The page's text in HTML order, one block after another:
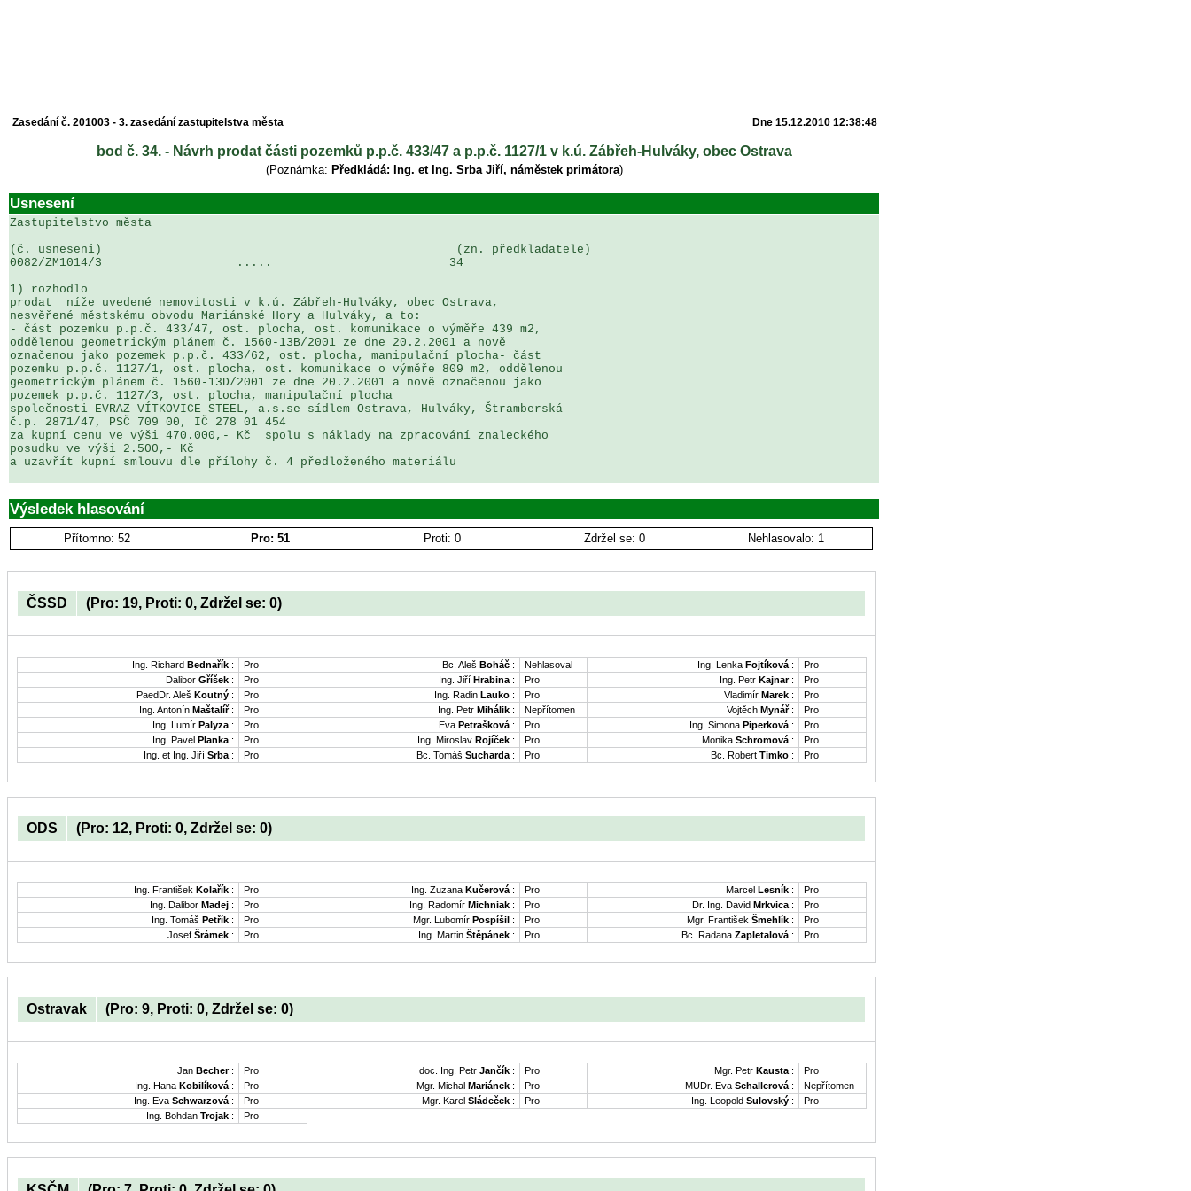
Zasedání č. 201003 - 3. zasedání zastupitelstva města Dne 15.12.2010 12:38:48
bod č. 34. - Návrh prodat části pozemků p.p.č. 433/47 a p.p.č. 1127/1 v k.ú. Zábřeh-Hulváky, obec Ostrava
(Poznámka: Předkládá: Ing. et Ing. Srba Jiří, náměstek primátora)
Usnesení
Zastupitelstvo města
(č. usneseni)                                                  (zn. předkladatele)
0082/ZM1014/3                   .....                         34
1) rozhodlo
prodat  níže uvedené nemovitosti v k.ú. Zábřeh-Hulváky, obec Ostrava,
nesvěřené městskému obvodu Mariánské Hory a Hulváky, a to:
- část pozemku p.p.č. 433/47, ost. plocha, ost. komunikace o výměře 439 m2,
oddělenou geometrickým plánem č. 1560-13B/2001 ze dne 20.2.2001 a nově
označenou jako pozemek p.p.č. 433/62, ost. plocha, manipulační plocha- část
pozemku p.p.č. 1127/1, ost. plocha, ost. komunikace o výměře 809 m2, oddělenou
geometrickým plánem č. 1560-13D/2001 ze dne 20.2.2001 a nově označenou jako
pozemek p.p.č. 1127/3, ost. plocha, manipulační plocha
společnosti EVRAZ VÍTKOVICE STEEL, a.s.se sídlem Ostrava, Hulváky, Štramberská
č.p. 2871/47, PSČ 709 00, IČ 278 01 454
za kupní cenu ve výši 470.000,- Kč  spolu s náklady na zpracování znaleckého
posudku ve výši 2.500,- Kč
a uzavřít kupní smlouvu dle přílohy č. 4 předloženého materiálu
Výsledek hlasování
Přítomno: 52 Pro: 51 Proti: 0 Zdržel se: 0 Nehlasovalo: 1
ČSSD (Pro: 19, Proti: 0, Zdržel se: 0)
Ing. Richard Bednařík : Pro Bc. Aleš Boháč : Nehlasoval Ing. Lenka Fojtíková :
Pro
Dalibor Gříšek : Pro Ing. Jiří Hrabina : Pro Ing. Petr Kajnar:
Pro
PaedDr. Aleš Koutný : Pro Ing. Radin Lauko : Pro Vladimír Marek :
Pro
Ing. Antonín Maštalíř: Pro Ing. Petr Mihálik : Nepřítomen Vojtěch Mynář:
Pro
Ing. Lumír Palyza : Pro Eva Petrašková : Pro Ing. Simona Piperková :
Pro
Ing. Pavel Planka : Pro Ing. Miroslav Rojíček : Pro Monika Schromová :
Pro
Ing. et Ing. Jiří Srba : Pro Bc. Tomáš Sucharda : Pro Bc. Robert Timko : Pro
ODS (Pro: 12, Proti: 0, Zdržel se: 0)
Ing. František Kolařík : Pro Ing. Zuzana Kučerová: Pro Marcel Lesník :
Pro
Ing. Dalibor Madej : Pro Ing. Radomír Michniak : Pro Dr. Ing. David Mrkvica:
Pro
Ing. Tomáš Petřík : Pro Mgr. Lubomír Pospíšil : Pro Mgr. František Šmehlík :
Pro
Josef Šrámek : Pro Ing. Martin Štěpánek : Pro Bc. Radana Zapletalová: Pro
Ostravak (Pro: 9, Proti: 0, Zdržel se: 0)
Jan Becher: Pro doc. Ing. Petr Jančík : Pro Mgr. Petr Kausta :
Pro
Ing. Hana Kobilíková : Pro Mgr. Michal Mariánek : Pro MUDr. Eva Schallerová :
Nepřítomen
Ing. Eva Schwarzová : Pro Mgr. Karel Sládeček : Pro Ing. Leopold Sulovský :
Pro
Ing. Bohdan Trojak : Pro